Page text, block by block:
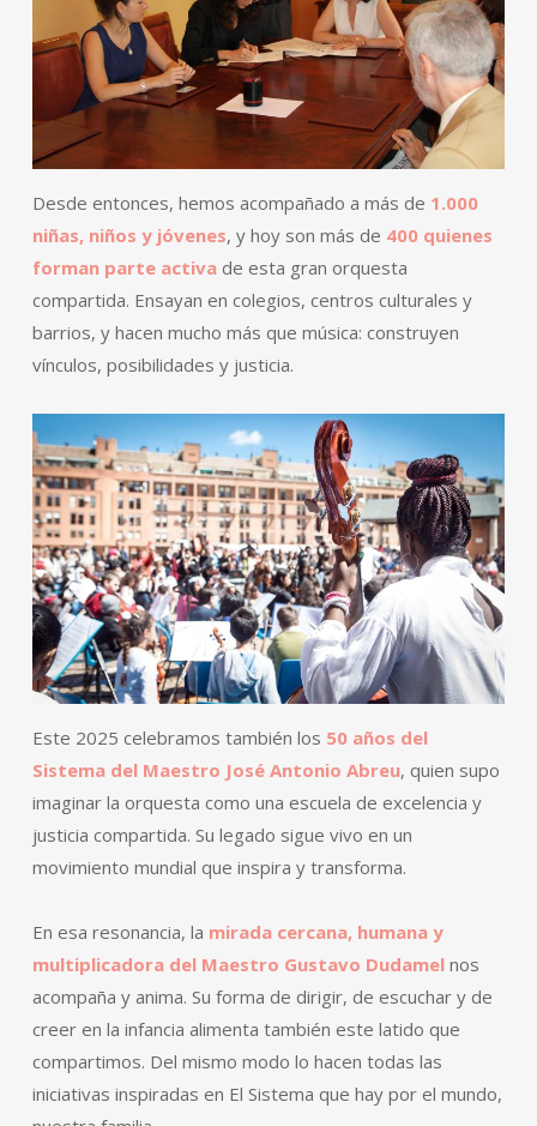
Desde entonces, hemos acompañado a más de 1.000
niñas, niños y jóvenes, y hoy son más de 400 quienes
forman parte activade esta gran orquesta
compartida. Ensayan en colegios, centros culturales y
barrios, y hacen mucho más que música: construyen
vínculos, posibilidades y justicia.
Este 2025 celebramos también los 50 años del
Sistema del Maestro José Antonio Abreu, quien supo
imaginar la orquesta como una escuela de excelencia y
justicia compartida. Su legado sigue vivo en un
movimiento mundial que inspira y transforma.
En esa resonancia, la mirada cercana, humana y
multiplicadora del Maestro Gustavo Dudamelnos
acompaña y anima. Su forma de dirigir, de escuchar y de
creer en la infancia alimenta también este latido que
compartimos. Del mismo modo lo hacen todas las
iniciativas inspiradas en El Sistema que hay por el mundo,